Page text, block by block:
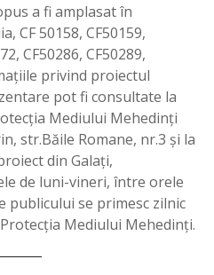
a fi amplasat în
CF 50158, CF50159,
CF50286, CF50289,
privind proiectul
pot fi consultate la
Mediului Mehedinţi
str.Băile Romane, nr.3 şi la
din Galaţi,
de luni-vineri, între orele
publicului se primesc zilnic
Mediului Mehedinţi.